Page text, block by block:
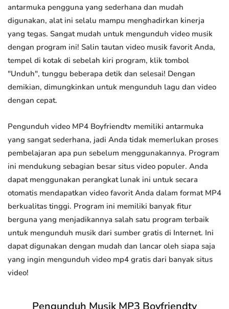
antarmuka pengguna yang sederhana dan mudah
digunakan, alat ini selalu mampu menghadirkan kinerja
yang tegas. Sangat mudah untuk mengunduh video musik
dengan program ini! Salin tautan video musik favorit Anda,
tempel di kotak di sebelah kiri program, klik tombol
"Unduh", tunggu beberapa detik dan selesai! Dengan
demikian, dimungkinkan untuk mengunduh lagu dan video
dengan cepat.
Pengunduh video MP4 Boyfriendtv memiliki antarmuka
yang sangat sederhana, jadi Anda tidak memerlukan proses
pembelajaran apa pun sebelum menggunakannya. Program
ini mendukung sebagian besar situs video populer. Anda
dapat menggunakan perangkat lunak ini untuk secara
otomatis mendapatkan video favorit Anda dalam format MP4
berkualitas tinggi. Program ini memiliki banyak fitur
berguna yang menjadikannya salah satu program terbaik
untuk mengunduh musik dari sumber gratis di Internet. Ini
dapat digunakan dengan mudah dan lancar oleh siapa saja
yang ingin mengunduh video mp4 gratis dari banyak situs
video!